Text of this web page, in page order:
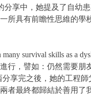
分享中，她提及了自幼
所具有前瞻性思維的學
survival skills as a
行，譬如：仍然需要朋
享完之後，她的工程
者最終都歸結於善用